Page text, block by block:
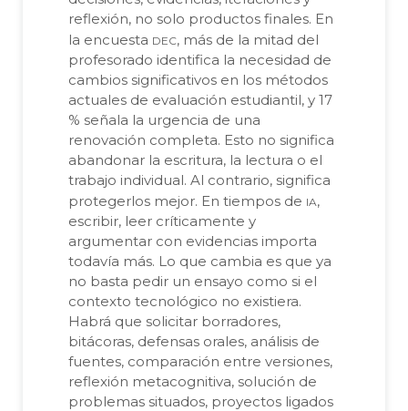
reflexión, no solo productos finales. En
la encuesta dec, más de la mitad del
profesorado identifica la necesidad de
cambios significativos en los métodos
actuales de evaluación estudiantil, y 17
% señala la urgencia de una
renovación completa. Esto no significa
abandonar la escritura, la lectura o el
trabajo individual. Al contrario, significa
protegerlos mejor. En tiempos de ia,
escribir, leer críticamente y
argumentar con evidencias importa
todavía más. Lo que cambia es que ya
no basta pedir un ensayo como si el
contexto tecnológico no existiera.
Habrá que solicitar borradores,
bitácoras, defensas orales, análisis de
fuentes, comparación entre versiones,
reflexión metacognitiva, solución de
problemas situados, proyectos ligados